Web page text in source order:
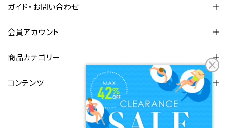
ガイド・お問い合わせ
会員アカウント
商品カテゴリー
コンテンツ
FOLLOW US